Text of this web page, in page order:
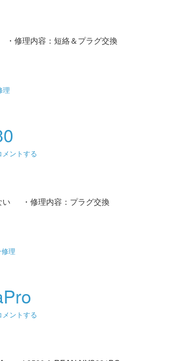
修理内容：短絡＆プラグ交換
理
メントする
い ・修理内容：プラグ交換
理
メントする